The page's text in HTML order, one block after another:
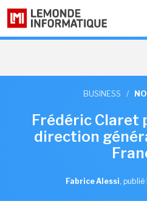
BUSINESS /
Frédéric Claret
direction
Fabrice Alessi, publié